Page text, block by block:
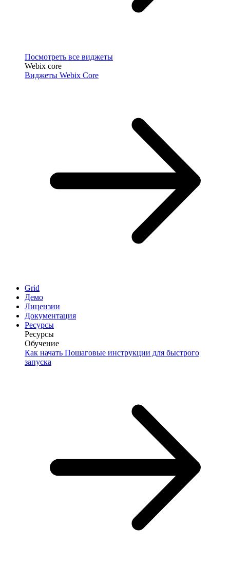
Посмотреть все виджеты
Webix core
Виджеты Webix Core
Grid
Демо
Лицензии
Документация
Ресурсы
Ресурсы
Обучение
Как начать Пошаговые инструкции для быстрого
запуска